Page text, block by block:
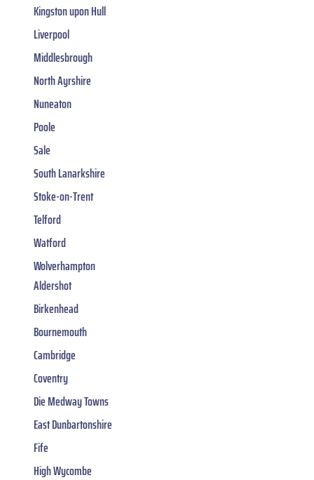
Kingston upon Hull
Liverpool
Middlesbrough
North Ayrshire
Nuneaton
Poole
Sale
South Lanarkshire
Stoke-on-Trent
Telford
Watford
Wolverhampton
Aldershot
Birkenhead
Bournemouth
Cambridge
Coventry
Die Medway Towns
East Dunbartonshire
Fife
High Wycombe